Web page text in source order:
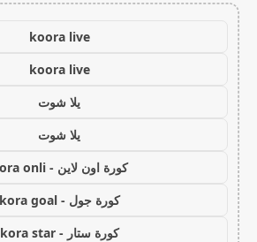
koora live
koora live
يلا شوت
يلا شوت
كورة اون لاين - kora onli
كورة جول - kora goal
كورة ستار - kora star